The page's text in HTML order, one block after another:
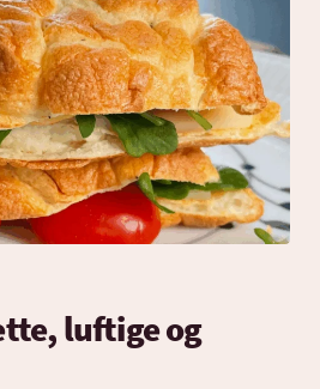
luftige og